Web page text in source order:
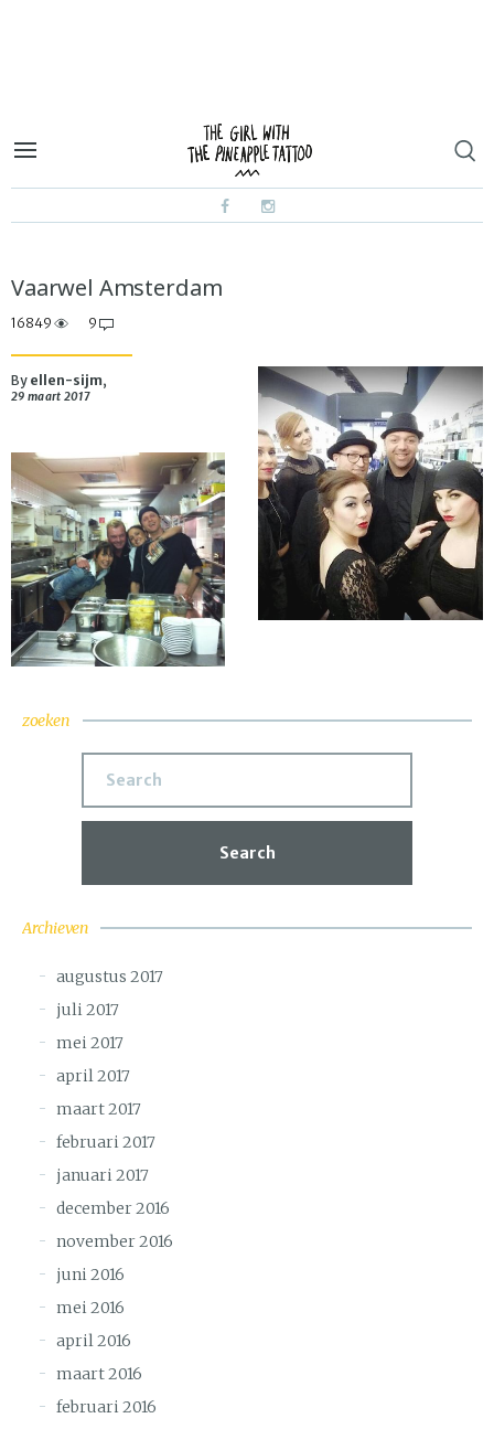
Vaarwel Amsterdam
16849 9
By ellen-sijm,
29 maart 2017
zoeken
Search
Archieven
augustus 2017
juli 2017
mei 2017
april 2017
maart 2017
februari 2017
januari 2017
december 2016
november 2016
juni 2016
mei 2016
april 2016
maart 2016
februari 2016